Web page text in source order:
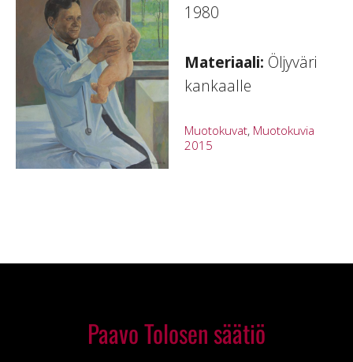
1980
Materiaali: Öljyväri
kankaalle
Muotokuvat, Muotokuvia
2015
Paavo Tolosen säätiö